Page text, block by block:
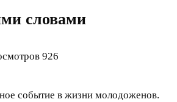
словами
926
событие в жизни молодоженов.